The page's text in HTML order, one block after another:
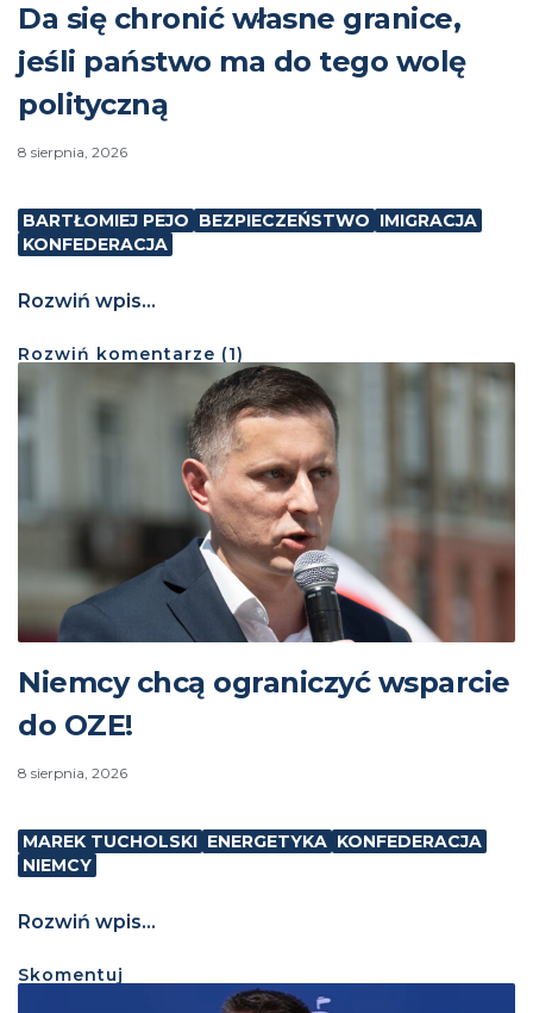
Da się chronić własne granice,
jeśli państwo ma do tego wolę
polityczną
8 sierpnia, 2026
BARTŁOMIEJ PEJO BEZPIECZEŃSTWO IMIGRACJA
KONFEDERACJA
Rozwiń wpis...
Rozwiń komentarze (1)
Niemcy chcą ograniczyć wsparcie
do OZE!
8 sierpnia, 2026
MAREK TUCHOLSKI ENERGETYKA KONFEDERACJA
NIEMCY
Rozwiń wpis...
Skomentuj